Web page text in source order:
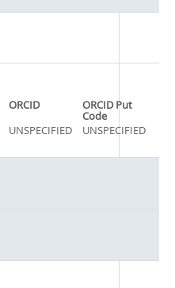
ORCID ORCID Put
Code
UNSPECIFIED UNSPECIFIED